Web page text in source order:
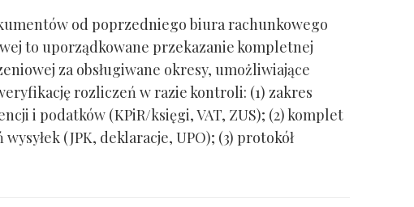
od poprzedniego biura rachunkowego
to uporządkowane przekazanie kompletnej
za obsługiwane okresy, umożliwiające
rozliczeń w razie kontroli: (1) zakres
i podatków (KPiR/księgi, VAT, ZUS); (2) komplet
(JPK, deklaracje, UPO); (3) protokół